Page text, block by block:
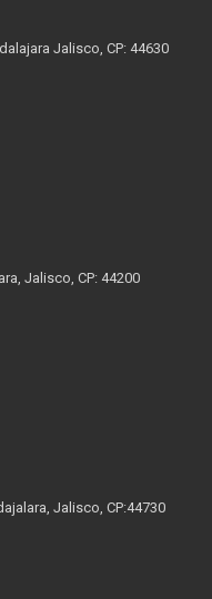
Jalisco, CP: 44630
Jalisco, CP: 44200
Jalisco, CP:44730